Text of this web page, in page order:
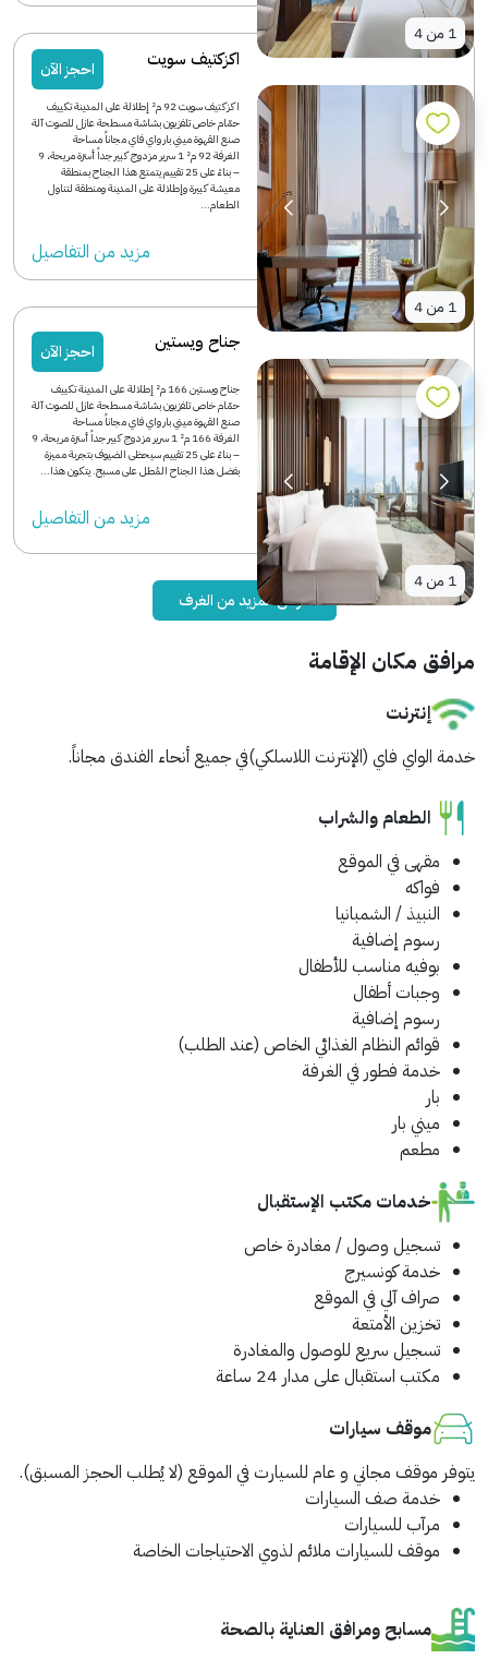
1 من4
1 من4
اكزكتيف سويت احجز الآن
اكزكتيف سويت 92 م² إطلالة على المدينة تكييف
حمّام خاص تلفزيون بشاشة مسطحة عازل للصوت آلة
صنع القهوة ميني بار واي فاي مجاناً مساحة
الغرفة 92 م² 1 سرير مزدوج كبير جداً أسرّة مريحة، 9
– بناءً على 25 تقييم يتمتع هذا الجناح بمنطقة
معيشة كبيرة وإطلالة على المدينة ومنطقة لتناول
الطعام...
مزید من التفاصیل
1 من4
جناح ويستين احجز الآن
جناح ويستين 166 م² إطلالة على المدينة تكييف
حمّام خاص تلفزيون بشاشة مسطحة عازل للصوت آلة
صنع القهوة ميني بار واي فاي مجاناً مساحة
الغرفة 166 م² 1 سرير مزدوج كبير جداً أسرّة مريحة، 9
– بناءً على 25 تقييم سيحظى الضيوف بتجربة مميزة
بفضل هذا الجناح المُطل على مسبح. يتكون هذا...
مزید من التفاصیل
عرض المزيد من الغرف
مرافق مكان الإقامة
إنترنت
خدمة الواي فاي (الإنترنت اللاسلكي)في جميع أنحاء الفندق مجاناً.
الطعام والشراب
مقهى في الموقع
فواكه
النبيذ / الشمبانيا
رسوم إضافية
بوفيه مناسب للأطفال
وجبات أطفال
رسوم إضافية
قوائم النظام الغذائي الخاص (عند الطلب)
خدمة فطور في الغرفة
بار
ميني بار
مطعم
خدمات مكتب الإستقبال
تسجيل وصول / مغادرة خاص
خدمة كونسيرج
صراف آلي في الموقع
تخزين الأمتعة
تسجيل سريع للوصول والمغادرة
مكتب استقبال على مدار 24 ساعة
موقف سيارات
يتوفر موقف مجاني و عام للسيارت في الموقع (لا يُطلب الحجز المسبق).
خدمة صف السيارات
مرآب للسيارات
موقف للسيارات ملائم لذوي الاحتياجات الخاصة
مسابح ومرافق العناية بالصحة